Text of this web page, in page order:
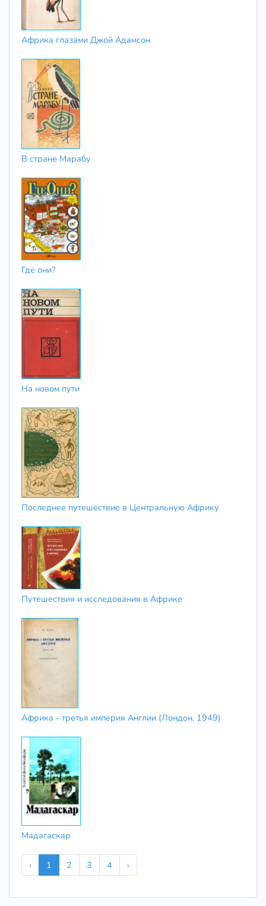
Африка глазами Джой Адамсон
В стране Марабу
Где они?
На новом пути
Последнее путешествие в Центральную Африку
Путешествия и исследования в Африке
Африка - третья империя Англии (Лондон, 1949)
Мадагаскар
‹ 1 2 3 4 ›